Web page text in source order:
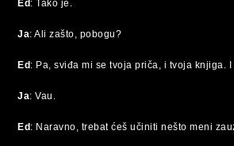
Ed : Tako je.
Ja: Ali zašto, pobogu?
Ed : Pa, sviđa mi se tvoja priča, i tvoja knjiga.
Ja: Vau.
Ed : Naravno, trebat ćeš učiniti nešto meni